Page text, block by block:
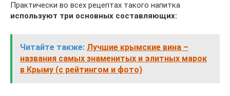
Практически во всех рецептах такого напитка
используют три основных составляющих:
Читайте также: Лучшие крымские вина –
названия самых знаменитых и элитных марок
в Крыму (с рейтингом и фото)